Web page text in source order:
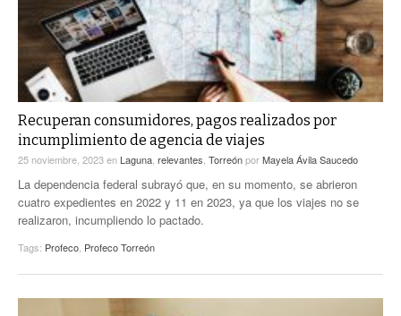
Recuperan consumidores, pagos realizados por
incumplimiento de agencia de viajes
25 noviembre, 2023en Laguna relevantes TorreónporMayela Ávila Saucedo
La dependencia federal subrayó que, en su momento, se abrieron
cuatro expedientes en 2022 y 11 en 2023, ya que los viajes no se
realizaron, incumpliendo lo pactado.
Tags: Profeco Profeco Torreón